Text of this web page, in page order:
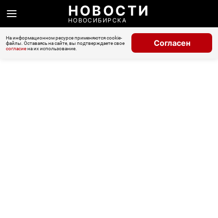
НОВОСТИ
НОВОСИБИРСКА
На информационном ресурсе применяются cookie-
файлы. Оставаясь на сайте, вы подтверждаете свое
согласиена их использование.
Согласен